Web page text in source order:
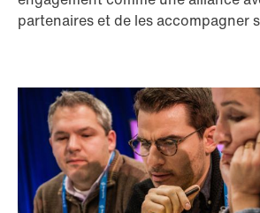
partenaires et de les accompagner